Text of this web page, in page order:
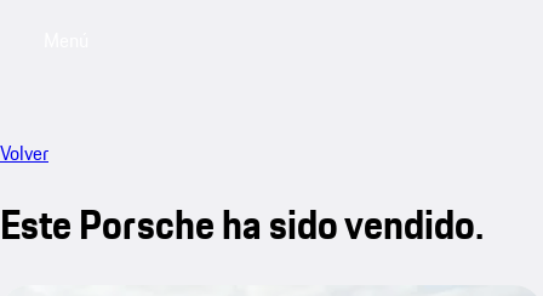
Volver
Este Porsche ha sido vendido.